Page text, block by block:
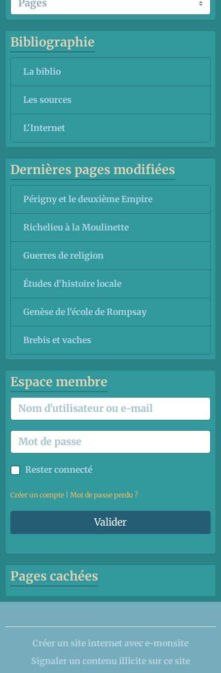
Bibliographie
La biblio
Les sources
L'Internet
Dernières pages modifiées
Périgny et le deuxième Empire
Richelieu à la Moulinette
Guerres de religion
Études d'histoire locale
Genèse de l'école de Rompsay
Brebis et vaches
Espace membre
Rester connecté
Créer un compte Mot de passe perdu ?
Valider
Pages cachées
Créer un site internet avec e-monsite
Signaler un contenu illicite sur ce site